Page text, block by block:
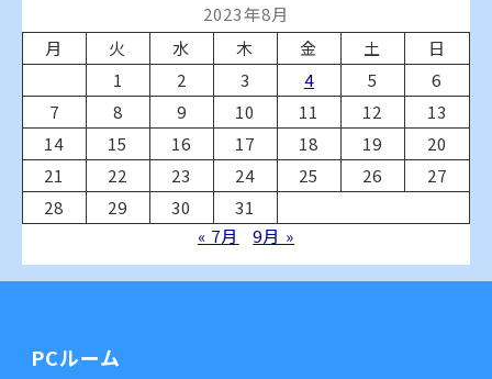
2023年8月
月
火 水 木 金 土
日
1
2 3 4 5
6
7
8 9 10 11 12
13
14
15 16 17 18 19
20
21
22 23 24 25 26
27
28
29 30
31
« 7月
9月 »
PCルーム